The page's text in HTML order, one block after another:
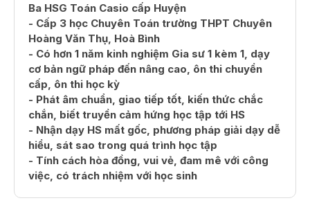
Ba HSG Toán Casio cấp Huyện
- Cấp 3 học Chuyên Toán trường THPT Chuyên
Hoàng Văn Thụ, Hoà Bình
- Có hơn 1 năm kinh nghiệm Gia sư 1 kèm 1, dạy
cơ bản ngữ pháp đến nâng cao, ôn thi chuyển
cấp, ôn thi học kỳ
- Phát âm chuẩn, giao tiếp tốt, kiến thức chắc
chắn, biết truyền cảm hứng học tập tới HS
- Nhận dạy HS mất gốc, phương pháp giải dạy dễ
hiểu, sát sao trong quá trình học tập
- Tính cách hòa đồng, vui vẻ, đam mê với công
việc, có trách nhiệm với học sinh